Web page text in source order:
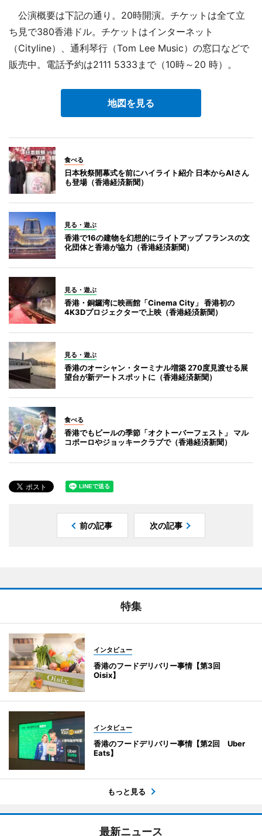
公演概要は下記の通り。20時開演。チケットは全て立
ち見で380香港ドル。チケットはインターネット
（Cityline）、通利琴行（Tom Lee Music）の窓口などで
販売中。電話予約は2111 5333まで（10時～20 時）。
地図を見る
食べる
日本秋祭開幕式を前にハイライト紹介 日本からAIさん
も登場（香港経済新聞）
見る・遊ぶ
香港で16の建物を幻想的にライトアップ フランスの文
化団体と香港が協力（香港経済新聞）
見る・遊ぶ
香港・銅鑼湾に映画館「Cinema City」 香港初の
4K3Dプロジェクターで上映（香港経済新聞）
見る・遊ぶ
香港のオーシャン・ターミナル増築 270度見渡せる展
望台が新デートスポットに（香港経済新聞）
食べる
香港でもビールの季節「オクトーバーフェスト」 マル
コポーロやジョッキークラブで（香港経済新聞）
前の記事 次の記事
特集
インタビュー
香港のフードデリバリー事情【第3回
Oisix】
インタビュー
香港のフードデリバリー事情【第2回 Uber
Eats】
もっと見る
最新ニュース